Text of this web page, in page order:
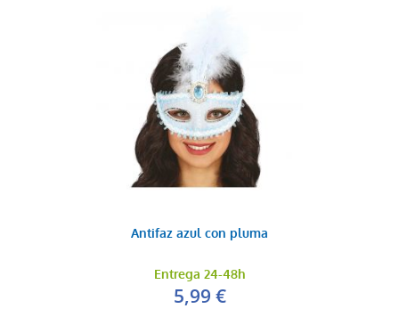
Antifaz azul con pluma
Entrega 24-48h
5,99 €